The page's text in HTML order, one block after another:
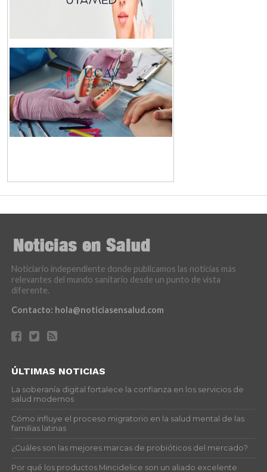
Noticiario independiente donde publicamos las noticias más
relevantes del mundo sanitario desde un punto de vista
diferente.
Contacto: hola@noticiasensalud.com
ÚLTIMAS NOTICIAS
La soberanía digital fortalece la confianza en los servicios de
salud modernos
Cómo influye el proceso migratorio en la salud mental de las
familias latinas
¿Cuáles son las mejores marcas de probióticos del mercado?
Por qué los productos Mincidelice son un aliado excelente